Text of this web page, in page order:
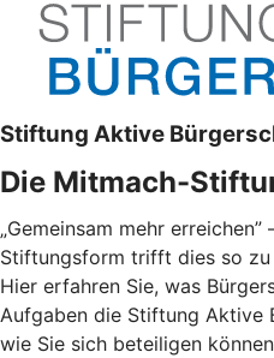
Stiftung Aktive
Die Mitmach-
„Gemeinsam mehr
Stiftungsform trifft dies so
Hier erfahren Sie, was
Aufgaben die Stiftung Aktive
wie Sie sich beteiligen